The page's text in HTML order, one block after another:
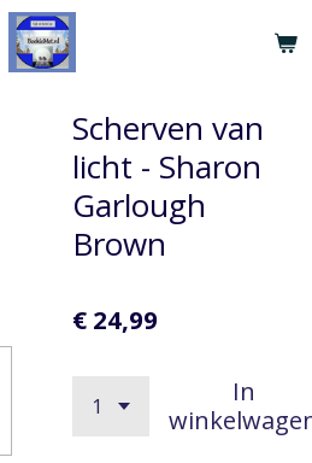
Scherven van
licht - Sharon
Garlough
Brown
€ 24,99
In